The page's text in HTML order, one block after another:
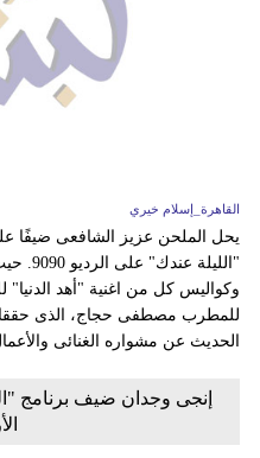
القاهرة_إسلام خيري
يحل الملحن عزيز الشافعى ضيفًا
"الليلة
وكواليس كل من اغنية "أهد
للمطرب مصطفى حجاج، الذى حققا
الحديث عن مشواره الغنائى